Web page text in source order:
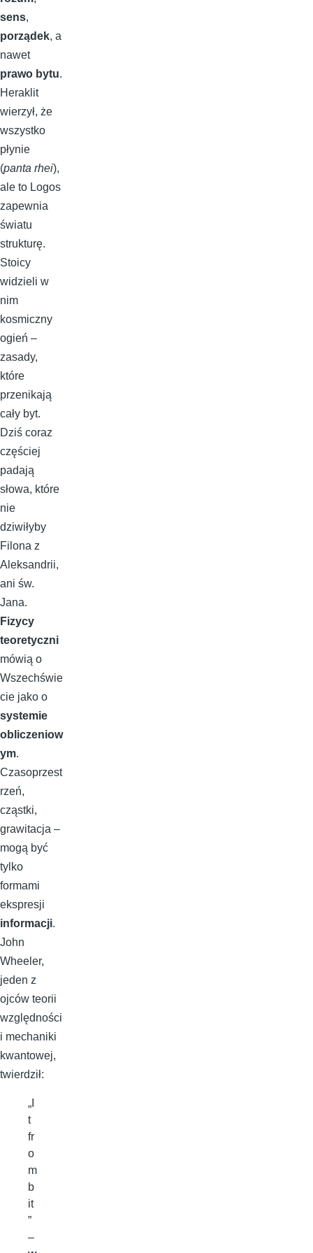
sens,
porządek, a
nawet
prawo bytu.
Heraklit
wierzył, że
wszystko
płynie
(panta rhei),
ale to Logos
zapewnia
światu
strukturę.
Stoicy
widzieli w
nim
kosmiczny
ogień –
zasady,
które
przenikają
cały byt.
Dziś coraz
częściej
padają
słowa, które
nie
dziwiłyby
Filona z
Aleksandrii,
ani św.
Jana.
Fizycy
teoretyczni
mówią o
Wszechświe
cie jako o
systemie
obliczeniow
ym.
Czasoprzest
rzeń,
cząstki,
grawitacja –
mogą być
tylko
formami
ekspresji
informacji.
John
Wheeler,
jeden z
ojców teorii
względności
i mechaniki
kwantowej,
twierdził:
„I
t
fr
o
m
b
it
”
–